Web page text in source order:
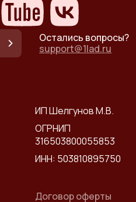
Остались вопросы?
support@1lad.ru
ИП Шелгунов М.В.
ОГРНИП
316503800055853
ИНН: 503810895750
Договор оферты